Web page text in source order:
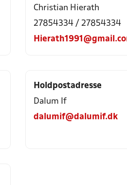
Christian Hierath
27854334 / 27854334
Holdpostadresse
Dalum If
dalumif@dalumif.dk